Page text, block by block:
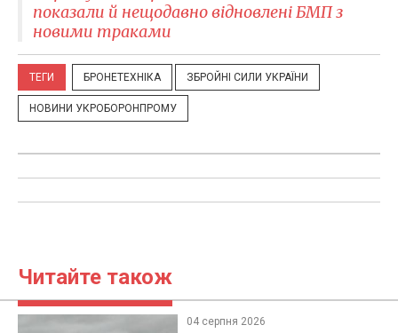
показали й нещодавно відновлені БМП з
новими траками
ТЕГИ БРОНЕТЕХНІКА ЗБРОЙНІ СИЛИ УКРАЇНИ
НОВИНИ УКРОБОРОНПРОМУ
Читайте також
04 серпня 2026